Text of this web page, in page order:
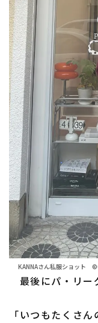
KANNAさん私服ショット
最後にパ・リ
「いつもたくさ